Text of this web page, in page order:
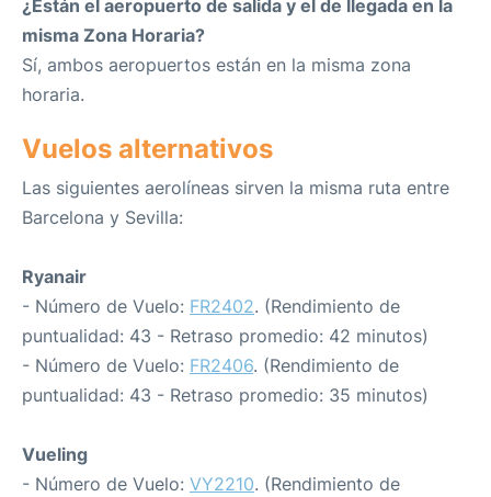
¿Están el aeropuerto de salida y el de llegada en la
misma Zona Horaria?
Sí, ambos aeropuertos están en la misma zona
horaria.
Vuelos alternativos
Las siguientes aerolíneas sirven la misma ruta entre
Barcelona y Sevilla:
Ryanair
- Número de Vuelo: FR2402. (Rendimiento de
puntualidad: 43 - Retraso promedio: 42 minutos)
- Número de Vuelo: FR2406. (Rendimiento de
puntualidad: 43 - Retraso promedio: 35 minutos)
Vueling
- Número de Vuelo: VY2210. (Rendimiento de